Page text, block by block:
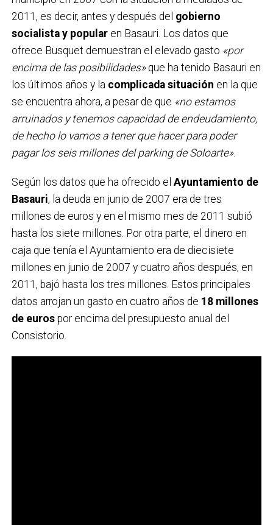
2011, es decir, antes y después del gobierno
socialista y popularen Basauri. Los datos que
ofrece Busquet demuestran el elevado gasto «por
encima de las posibilidades»que ha tenido Basauri en
los últimos años y la complicada situación en la que
se encuentra ahora, a pesar de que «no estamos
arruinados y tenemos capacidad de endeudamiento,
de hecho lo vamos a tener que hacer para poder
pagar los seis millones del parking de Soloarte».
Según los datos que ha ofrecido el Ayuntamiento de
Basauri, la deuda en junio de 2007 era de tres
millones de euros y en el mismo mes de 2011 subió
hasta los siete millones. Por otra parte, el dinero en
caja que tenía el Ayuntamiento era de diecisiete
millones en junio de 2007 y cuatro años después, en
2011, bajó hasta los tres millones. Estos principales
datos arrojan un gasto en cuatro años de 18 millones
de eurospor encima del presupuesto anual del
Consistorio.